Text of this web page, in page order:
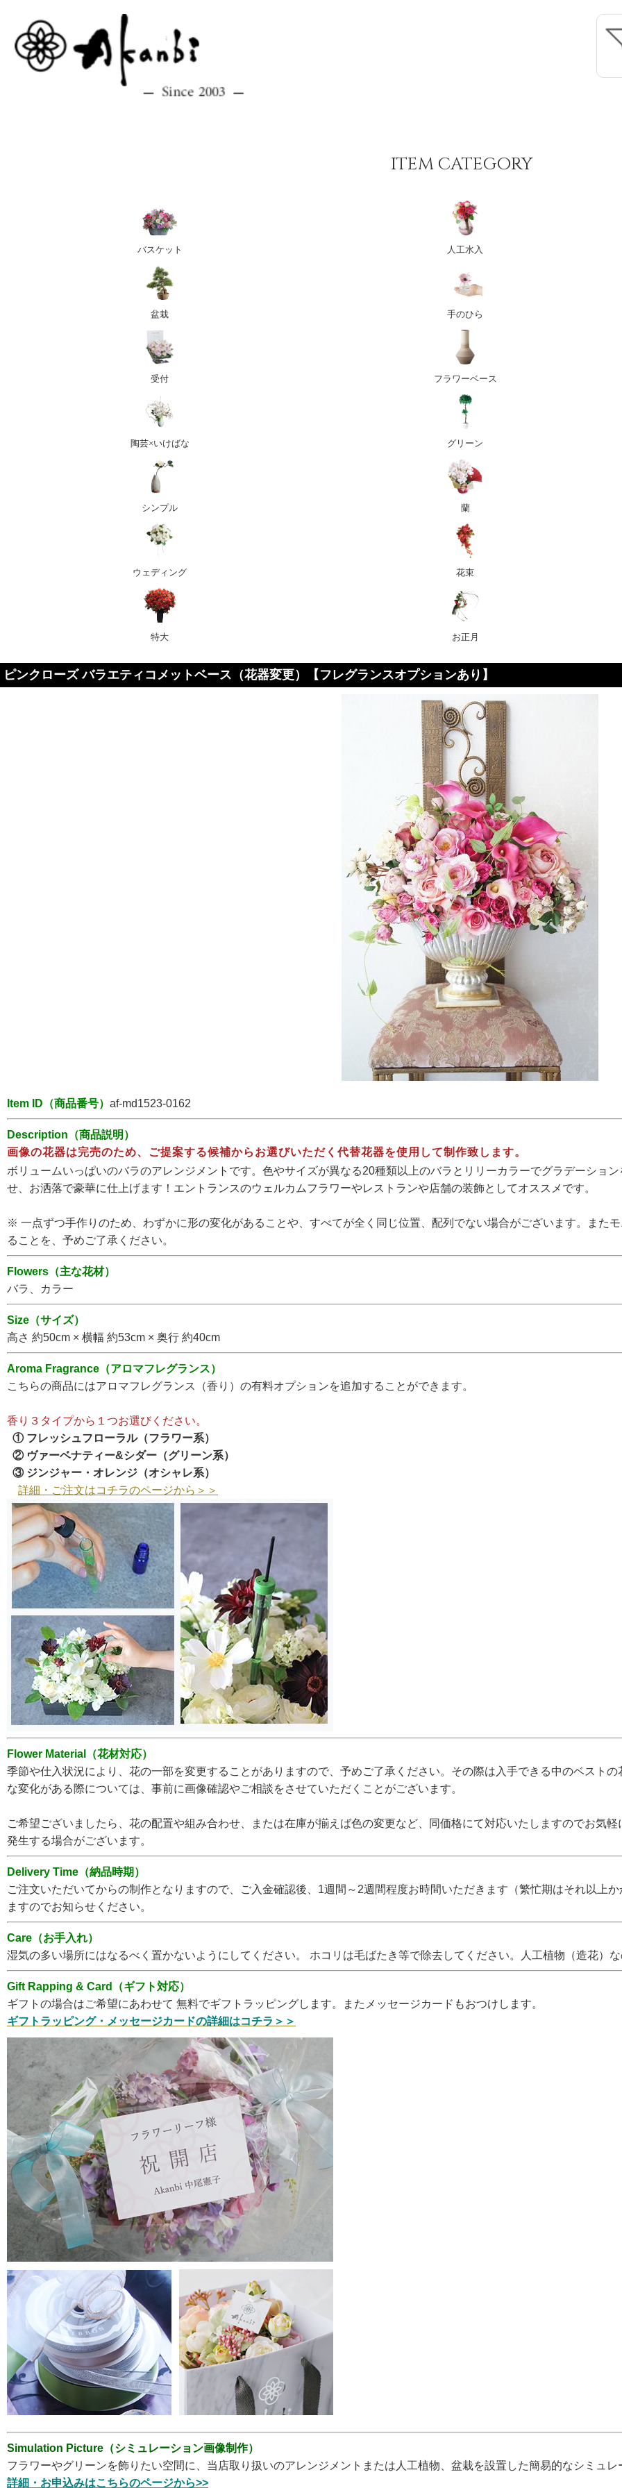
ITEM CATEGORY
バスケット 人工水入
盆栽 手のひら
受付 フラワーベース
陶芸×いけばな グリーン
シンプル 蘭
ウェディング 花束
特大 お正月
ピンクローズ バラエティコメットベース（花器変更）【フレグランスオプションあり】
Item ID（商品番号） af-md1523-0162
Description（商品説明）
画像の花器は完売のため、ご提案する候補からお選びいただく代替花器を使用して制作致します。
ボリュームいっぱいのバラのアレンジメントです。色やサイズが異なる20種類以上のバラとリリーカラーでグラデーショ
せ、お洒落で豪華に仕上げます！エントランスのウェルカムフラワーやレストランや店舗の装飾としてオススメです。
※ 一点ずつ手作りのため、わずかに形の変化があることや、すべてが全く同じ位置、配列でない場合がございます。また
ることを、予めご了承ください。
Flowers（主な花材）
バラ、カラー
Size（サイズ）
高さ 約50cm × 横幅 約53cm × 奥行 約40cm
Aroma Fragrance（アロマフレグランス）
こちらの商品にはアロマフレグランス（香り）の有料オプションを追加することができます。
香り３タイプから１つお選びください。
① フレッシュフローラル（フラワー系）
② ヴァーベナティー&シダー（グリーン系）
③ ジンジャー・オレンジ（オシャレ系）
詳細・ご注文はコチラのページから＞＞
Flower Material（花材対応）
季節や仕入状況により、花の一部を変更することがありますので、予めご了承ください。その際は入手できる中のベスト
な変化がある際については、事前に画像確認やご相談をさせていただくことがございます。
ご希望ございましたら、花の配置や組み合わせ、または在庫が揃えば色の変更など、同価格にて対応いたしますのでお気
発生する場合がございます。
Delivery Time（納品時期）
ご注文いただいてからの制作となりますので、ご入金確認後、1週間～2週間程度お時間いただきます（繁忙期はそれ以上
ますのでお知らせください。
Care（お手入れ）
湿気の多い場所にはなるべく置かないようにしてください。 ホコリは毛ばたき等で除去してください。人工植物（造花）
Gift Rapping & Card（ギフト対応）
ギフトの場合はご希望にあわせて 無料でギフトラッピングします。またメッセージカードもおつけします。
ギフトラッピング・メッセージカードの詳細はコチラ＞＞
Simulation Picture（シミュレーション画像制作）
フラワーやグリーンを飾りたい空間に、当店取り扱いのアレンジメントまたは人工植物、盆栽を設置した簡易的なシミュ
詳細・お申込みはこちらのページから>>